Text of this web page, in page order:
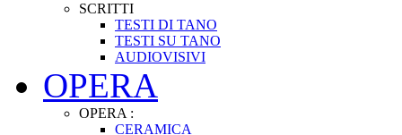
SCRITTI
TESTI DI TANO
TESTI SU TANO
AUDIOVISIVI
OPERA
OPERA :
CERAMICA